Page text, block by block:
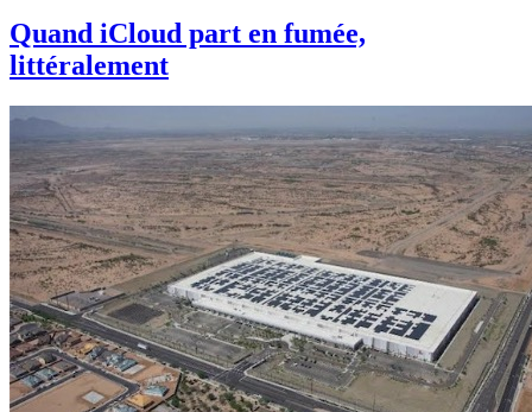
Quand iCloud part en fumée,
littéralement